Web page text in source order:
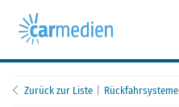
Zurück zur Liste Rückfahrsysteme